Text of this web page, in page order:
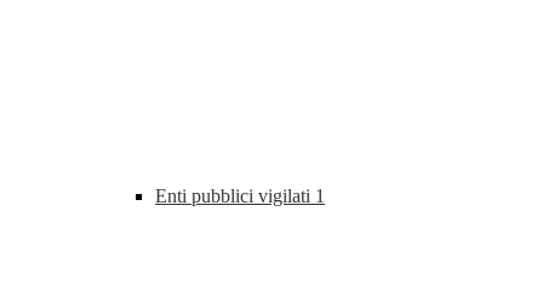
Enti pubblici vigilati 1